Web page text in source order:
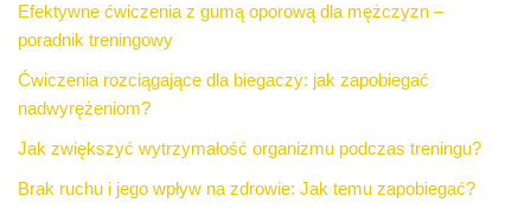
Efektywne ćwiczenia z gumą oporową dla mężczyzn –
poradnik treningowy
Ćwiczenia rozciągające dla biegaczy: jak zapobiegać
nadwyrężeniom?
Jak zwiększyć wytrzymałość organizmu podczas treningu?
Brak ruchu i jego wpływ na zdrowie: Jak temu zapobiegać?